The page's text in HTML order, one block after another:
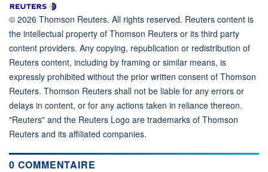
© 2026 Thomson Reuters. All rights reserved. Reuters content is
the intellectual property of Thomson Reuters or its third party
content providers. Any copying, republication or redistribution of
Reuters content, including by framing or similar means, is
expressly prohibited without the prior written consent of Thomson
Reuters. Thomson Reuters shall not be liable for any errors or
delays in content, or for any actions taken in reliance thereon.
"Reuters" and the Reuters Logo are trademarks of Thomson
Reuters and its affiliated companies.
0 COMMENTAIRE